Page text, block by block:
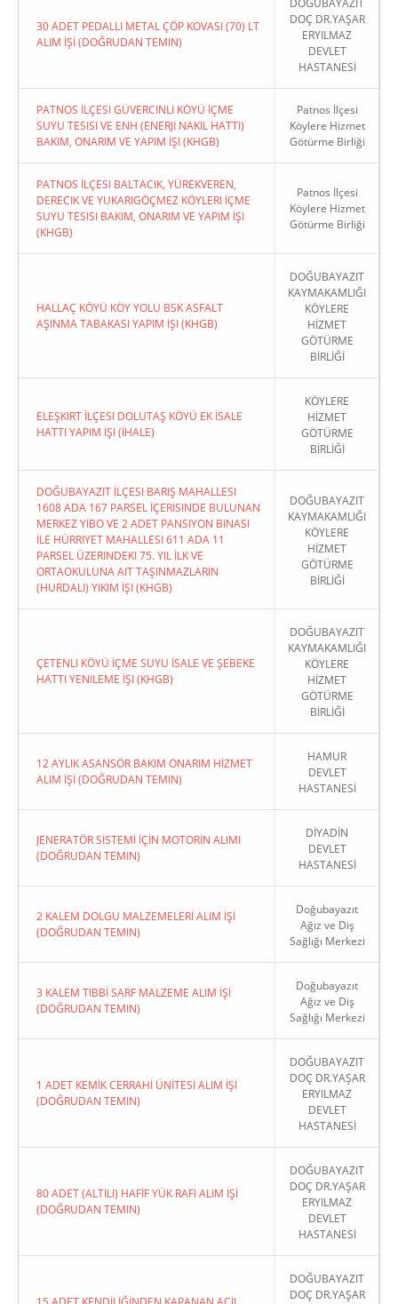
30 ADET PEDALLI METAL ÇÖP KOVASI (70) LT
ALIM İŞİ (DOĞRUDAN TEMIN)
DOĞUBAYAZIT
DOÇ DR.YAŞAR
ERYILMAZ
DEVLET
HASTANESİ
PATNOS İLÇESI GÜVERCINLI KÖYÜ İÇME
SUYU TESISI VE ENH (ENERJI NAKIL HATTI)
BAKIM, ONARIM VE YAPIM İŞI (KHGB)
Patnos İlçesi
Köylere Hizmet
Götürme Birliği
PATNOS İLÇESI BALTACIK, YÜREKVEREN,
DERECIK VE YUKARIGÖÇMEZ KÖYLERI İÇME
SUYU TESISI BAKIM, ONARIM VE YAPIM İŞI
(KHGB)
Patnos İlçesi
Köylere Hizmet
Götürme Birliği
HALLAÇ KÖYÜ KÖY YOLU BSK ASFALT
AŞINMA TABAKASI YAPIM İŞI (KHGB)
DOĞUBAYAZIT
KAYMAKAMLIĞI
KÖYLERE
HİZMET
GÖTÜRME
BİRLİĞİ
ELEŞKIRT İLÇESI DOLUTAŞ KÖYÜ EK İSALE
HATTI YAPIM İŞI (İHALE)
KÖYLERE
HİZMET
GÖTÜRME
BİRLİĞİ
DOĞUBAYAZIT İLÇESI BARIŞ MAHALLESI
1608 ADA 167 PARSEL İÇERISINDE BULUNAN
MERKEZ YİBO VE 2 ADET PANSIYON BINASI
İLE HÜRRIYET MAHALLESI 611 ADA 11
PARSEL ÜZERINDEKI 75. YIL İLK VE
ORTAOKULUNA AIT TAŞINMAZLARIN
(HURDALI) YIKIM İŞI (KHGB)
DOĞUBAYAZIT
KAYMAKAMLIĞI
KÖYLERE
HİZMET
GÖTÜRME
BİRLİĞİ
ÇETENLI KÖYÜ İÇME SUYU İSALE VE ŞEBEKE
HATTI YENILEME İŞI (KHGB)
DOĞUBAYAZIT
KAYMAKAMLIĞI
KÖYLERE
HİZMET
GÖTÜRME
BİRLİĞİ
12 AYLIK ASANSÖR BAKIM ONARIM HİZMET
ALIM İŞİ (DOĞRUDAN TEMIN)
HAMUR
DEVLET
HASTANESİ
JENERATÖR SİSTEMİ İÇİN MOTORİN ALIMI
(DOĞRUDAN TEMIN)
DİYADİN
DEVLET
HASTANESİ
2 KALEM DOLGU MALZEMELERİ ALIM İŞİ
(DOĞRUDAN TEMIN)
Doğubayazıt
Ağız ve Diş
Sağlığı Merkezi
3 KALEM TIBBİ SARF MALZEME ALIM İŞİ
(DOĞRUDAN TEMIN)
Doğubayazıt
Ağız ve Diş
Sağlığı Merkezi
1 ADET KEMİK CERRAHİ ÜNİTESİ ALIM İŞİ
(DOĞRUDAN TEMIN)
DOĞUBAYAZIT
DOÇ DR.YAŞAR
ERYILMAZ
DEVLET
HASTANESİ
80 ADET (ALTILI) HAFİF YÜK RAFI ALIM İŞİ
(DOĞRUDAN TEMIN)
DOĞUBAYAZIT
DOÇ DR.YAŞAR
ERYILMAZ
DEVLET
HASTANESİ
DOĞUBAYAZIT
DOÇ DR.YAŞAR